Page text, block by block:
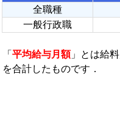
全職種
一般行政職
「 平均給与月額」とは給
を合計したものです．